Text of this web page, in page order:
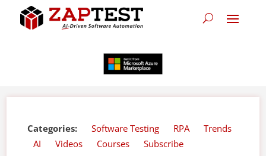
Categories: Software Testing RPA
Trends
AI
Videos Courses Subscribe